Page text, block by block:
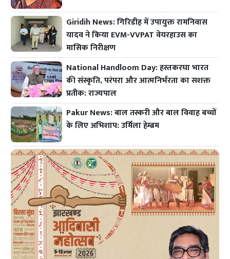
Giridih News: गिरिडीह में उपायुक्त रामनिवास
यादव ने किया EVM-VVPAT वेयरहाउस का
मासिक निरीक्षण
National Handloom Day: हस्तकरघा भारत
की संस्कृति, परंपरा और आत्मनिर्भरता का सशक्त
प्रतीक: राज्यपाल
Pakur News: बाल तस्करी और बाल विवाह बच्चों
के लिए अभिशाप: उर्मिला हेम्ब्रम